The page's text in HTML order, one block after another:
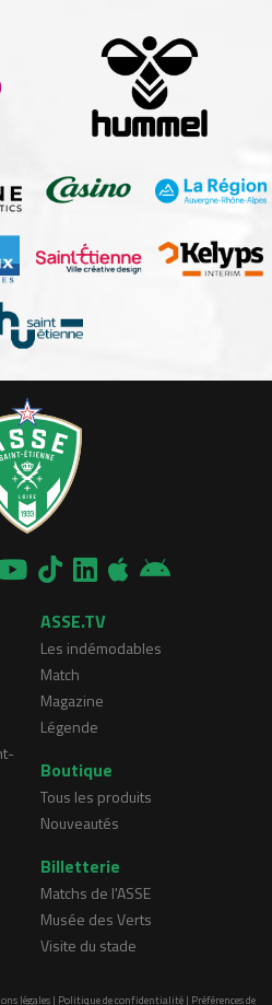
ASSE.TV
Les indémodables
Match
Magazine
Légende
Boutique
Tous les produits
Nouveautés
Billetterie
Matchs de l'ASSE
Musée des Verts
Visite du stade
légales| Politique de confidentialité| Préférences de